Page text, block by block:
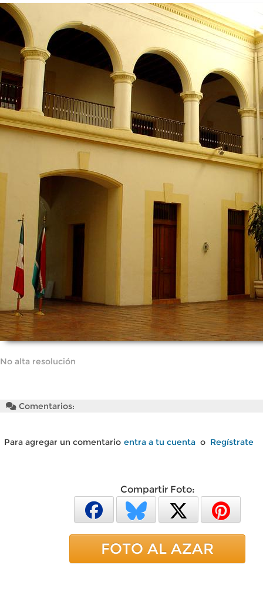
No alta resolución
Comentarios:
Para agregar un comentario entra a tu cuenta o Regístrate
Compartir Foto:
FOTO AL AZAR